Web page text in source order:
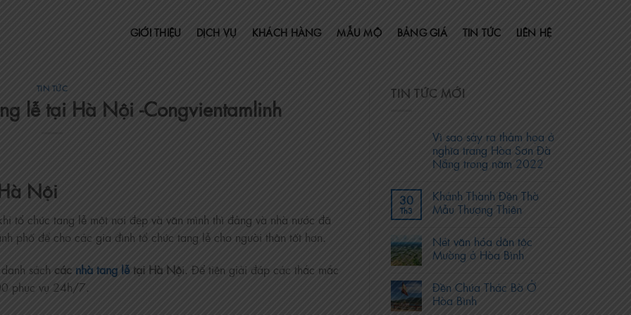
GIỚI THIỆU DỊCH VỤ KHÁCH HÀNG MẪU MỘ BẢNG GIÁ TIN TỨC LIÊN HỆ
TIN TỨC
lễ tại Hà Nội -Congvientamlinh
Nội
tổ chức tang lễ một nơi đẹp và văn mình thì đảng và nhà nước đã
phố để cho các gia đình tổ chức tang lễ cho người thân tốt hơn.
sách các nhà tang lễtại Hà Nội. Để tiện giải đáp các thắc mắc
phục vụ 24h/7.
TIN TỨC MỚI
Vì sao sảy ra thảm họa ở
nghĩa trang Hòa Sơn Đà
Nẵng trong năm 2022
30
Th3
Khánh Thành Đền Thờ
Mẫu Thượng Thiên
Nét văn hóa dân tộc
Mường ở Hòa Bình
Đền Chúa Thác Bờ Ở
Hòa Bình